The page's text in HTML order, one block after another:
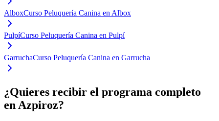
AlboxCurso Peluquería Canina en Albox
PulpíCurso Peluquería Canina en Pulpí
GarruchaCurso Peluquería Canina en Garrucha
¿Quieres recibir el programa completo
en Azpiroz?